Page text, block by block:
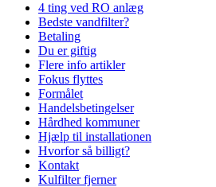
4 ting ved RO anlæg
Bedste vandfilter?
Betaling
Du er giftig
Flere info artikler
Fokus flyttes
Formålet
Handelsbetingelser
Hårdhed kommuner
Hjælp til installationen
Hvorfor så billigt?
Kontakt
Kulfilter fjerner